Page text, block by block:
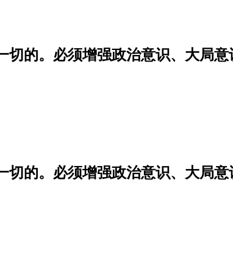
的。必须增强政治意识、大局
的。必须增强政治意识、大局